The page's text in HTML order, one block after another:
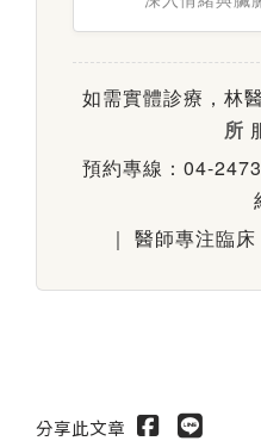
如需實體診療，林
所
預約專線：04-
｜ 醫師專注臨
分享此文章